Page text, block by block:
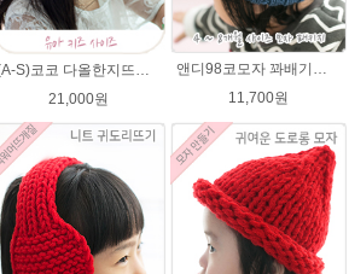
21,000원
11,700원